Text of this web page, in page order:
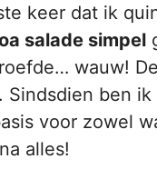
keer dat ik
salade simpel
wauw!
ben
voor zowel
alles!